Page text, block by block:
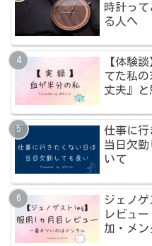
時計っ
る人へ
【体験
てた私
丈夫』
仕事に行
当日欠
いて
ジェノ
レビュ
加・メン